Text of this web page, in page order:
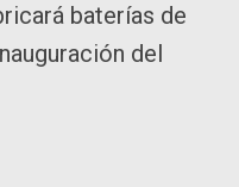
baterías de
del